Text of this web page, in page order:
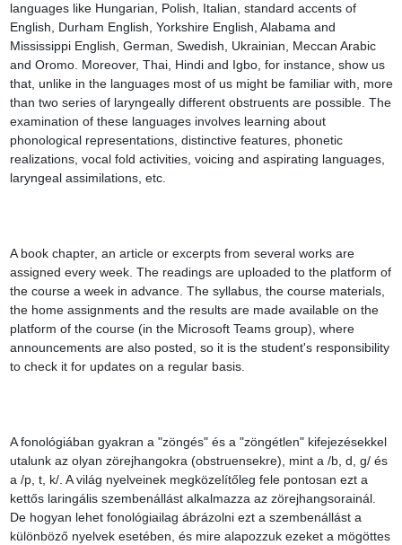
languages like Hungarian, Polish, Italian, standard accents of
English, Durham English, Yorkshire English, Alabama and
Mississippi English, German, Swedish, Ukrainian, Meccan Arabic
and Oromo. Moreover, Thai, Hindi and Igbo, for instance, show us
that, unlike in the languages most of us might be familiar with, more
than two series of laryngeally different obstruents are possible. The
examination of these languages involves learning about
phonological representations, distinctive features, phonetic
realizations, vocal fold activities, voicing and aspirating languages,
laryngeal assimilations, etc.
A book chapter, an article or excerpts from several works are
assigned every week. The readings are uploaded to the platform of
the course a week in advance. The syllabus, the course materials,
the home assignments and the results are made available on the
platform of the course (in the Microsoft Teams group), where
announcements are also posted, so it is the student's responsibility
to check it for updates on a regular basis.
A fonológiában gyakran a "zöngés" és a "zöngétlen" kifejezésekkel
utalunk az olyan zörejhangokra (obstruensekre), mint a /b, d, g/ és
a /p, t, k/. A világ nyelveinek megközelítőleg fele pontosan ezt a
kettős laringális szembenállást alkalmazza az zörejhangsorainál.
De hogyan lehet fonológiailag ábrázolni ezt a szembenállást a
különböző nyelvek esetében, és mire alapozzuk ezeket a mögöttes